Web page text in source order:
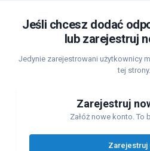
Jeśli chcesz dodać
lub zarejestruj
Jedynie zarejestrowani użytkownicy
tej strony.
Zarejestruj
Załóż nowe konto. To
Zarejestruj